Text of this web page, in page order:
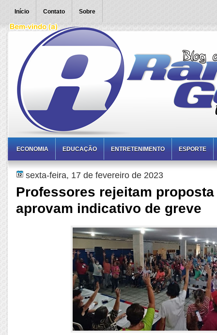
Início Contato Sobre
ECONOMIA EDUCAÇÃO ENTRETENIMENTO ESPORTE
sexta-feira, 17 de fevereiro de 2023
Professores rejeitam proposta
aprovam indicativo de greve